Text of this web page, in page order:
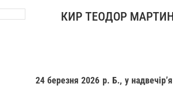
КИР ТЕОДОР
24 березня 2026 р. Б., у